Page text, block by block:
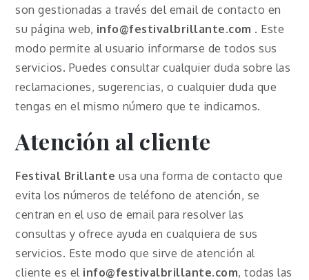
son gestionadas a través del email de contacto en
su página web, info@festivalbrillante.com . Este
modo permite al usuario informarse de todos sus
servicios. Puedes consultar cualquier duda sobre las
reclamaciones, sugerencias, o cualquier duda que
tengas en el mismo número que te indicamos.
Atención al cliente
Festival Brillante usa una forma de contacto que
evita los números de teléfono de atención, se
centran en el uso de email para resolver las
consultas y ofrece ayuda en cualquiera de sus
servicios. Este modo que sirve de atención al
cliente es el info@festivalbrillante.com, todas las